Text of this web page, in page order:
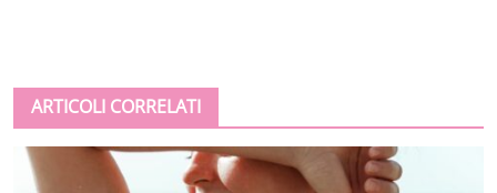
ARTICOLI CORRELATI